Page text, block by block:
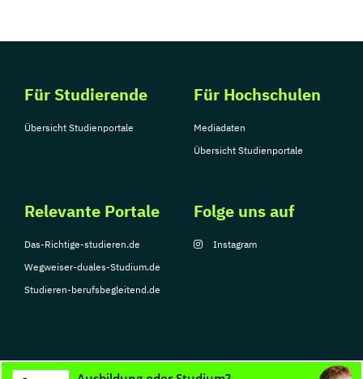
Für Studierende
Übersicht Studienportale
Für Hochschulen
Mediadaten
Übersicht Studienportale
Relevante Portale
Das-Richtige-studieren.de
Wegweiser-duales-Studium.de
Studieren-berufsbegleitend.de
Folge uns auf
Instagram